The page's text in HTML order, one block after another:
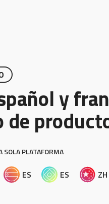
y
de
SOLA PLATAFORMA
ES ES ZH